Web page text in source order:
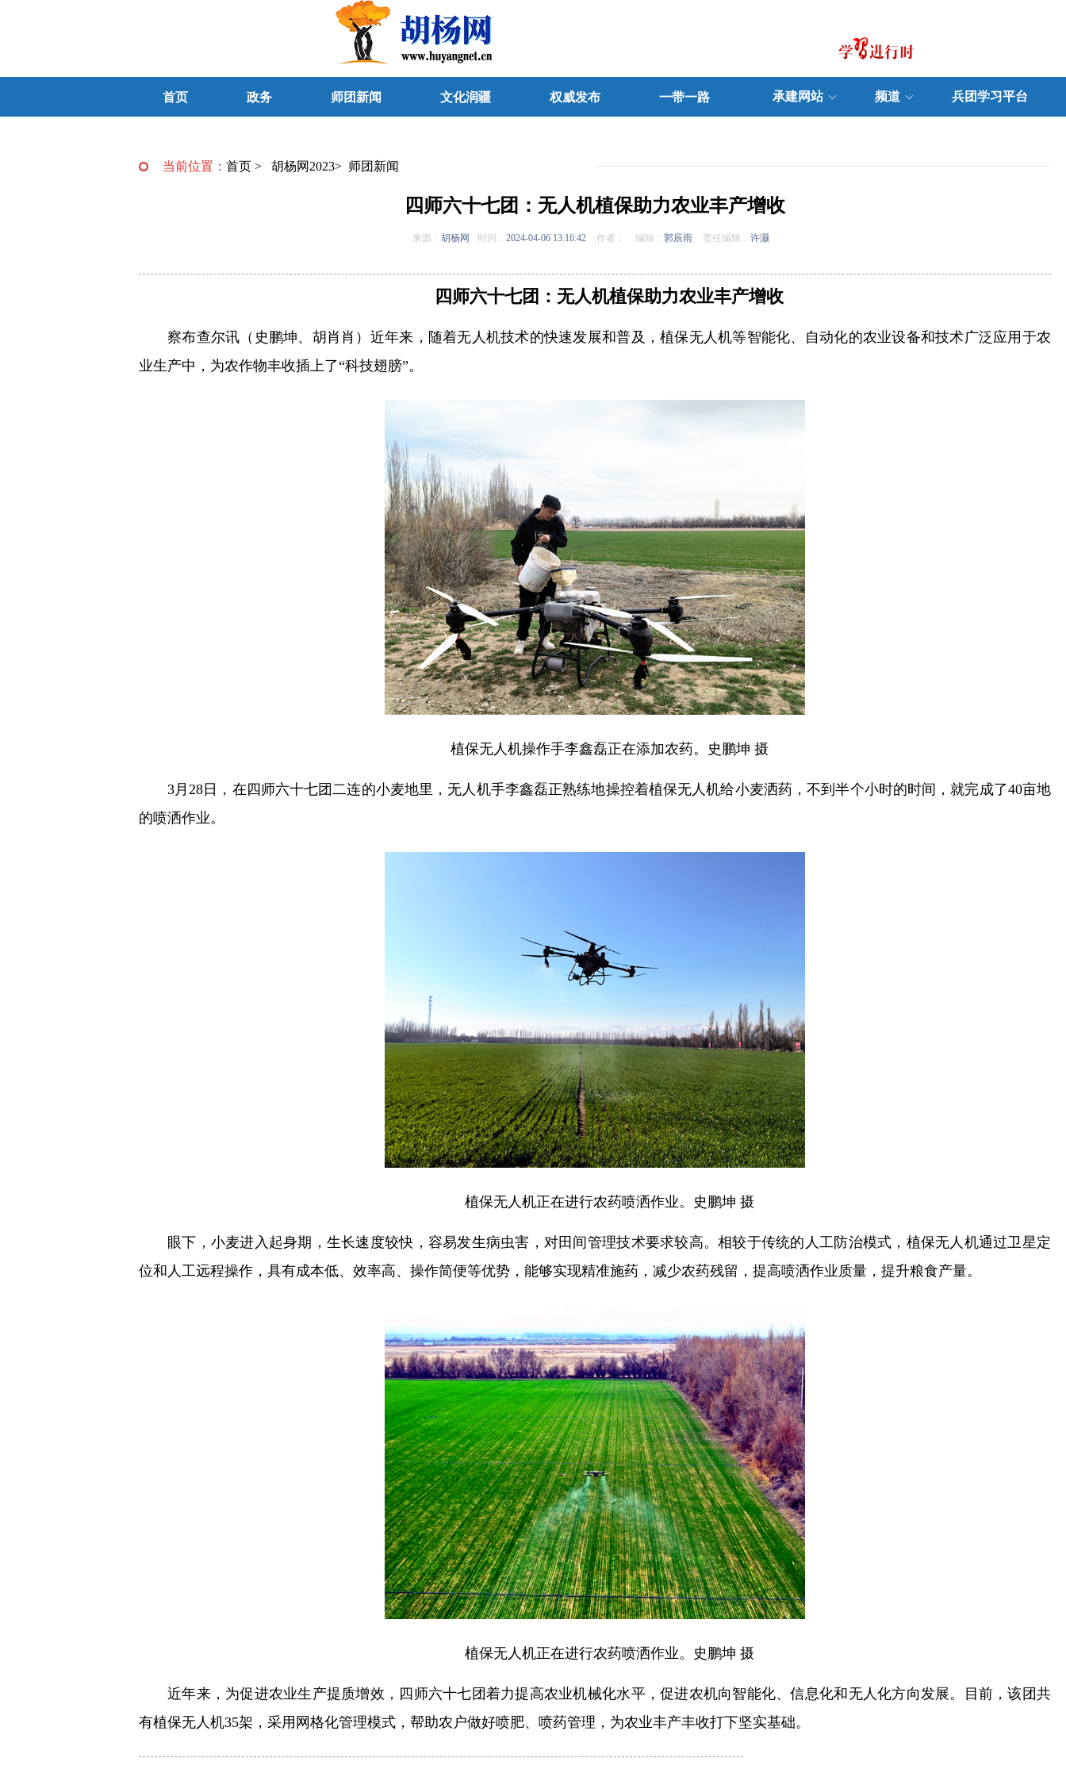
首页 政务 师团新闻 文化润疆 权威发布 一带一路 承建网站 频道 兵团学习平台
当前位置： 首页 > 胡杨网2023> 师团新闻
四师六十七团：无人机植保助力农业丰产增收
来源： 胡杨网 时间： 2024-04-06 13:16:42 作者： 编辑： 郭辰雨 责任编辑： 许灏
四师六十七团：无人机植保助力农业丰产增收
察布查尔讯（史鹏坤、胡肖肖）近年来，随着无人机技术的快速发展和普及，植保无人机等智能化、自动化的农业设备和技术广泛应用于农
业生产中，为农作物丰收插上了“科技翅膀”。
植保无人机操作手李鑫磊正在添加农药。史鹏坤 摄
3月28日，在四师六十七团二连的小麦地里，无人机手李鑫磊正熟练地操控着植保无人机给小麦洒药，不到半个小时的时间，就完成了40亩地
的喷洒作业。
植保无人机正在进行农药喷洒作业。史鹏坤 摄
眼下，小麦进入起身期，生长速度较快，容易发生病虫害，对田间管理技术要求较高。相较于传统的人工防治模式，植保无人机通过卫星定
位和人工远程操作，具有成本低、效率高、操作简便等优势，能够实现精准施药，减少农药残留，提高喷洒作业质量，提升粮食产量。
植保无人机正在进行农药喷洒作业。史鹏坤 摄
近年来，为促进农业生产提质增效，四师六十七团着力提高农业机械化水平，促进农机向智能化、信息化和无人化方向发展。目前，该团共
有植保无人机35架，采用网格化管理模式，帮助农户做好喷肥、喷药管理，为农业丰产丰收打下坚实基础。